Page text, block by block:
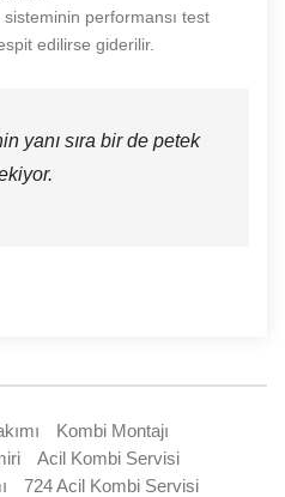
sisteminin performansı test
edilirse giderilir.
yanı sıra bir de petek
Kombi Montajı
Acil Kombi Servisi
724 Acil Kombi Servisi